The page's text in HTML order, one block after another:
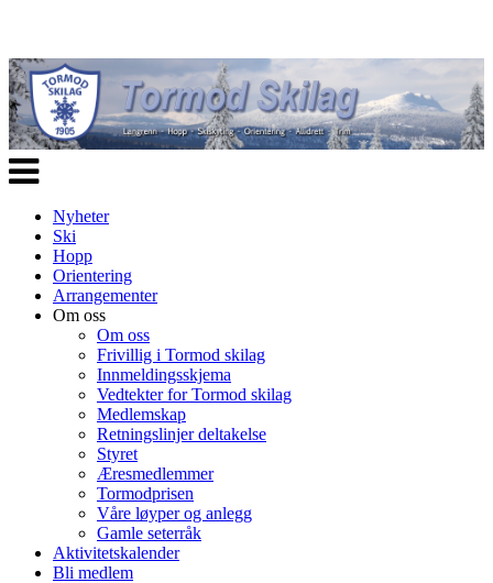
Veksle
navigasjon
Nyheter
Ski
Hopp
Orientering
Arrangementer
Om oss
Om oss
Frivillig i Tormod skilag
Innmeldingsskjema
Vedtekter for Tormod skilag
Medlemskap
Retningslinjer deltakelse
Styret
Æresmedlemmer
Tormodprisen
Våre løyper og anlegg
Gamle seterråk
Aktivitetskalender
Bli medlem